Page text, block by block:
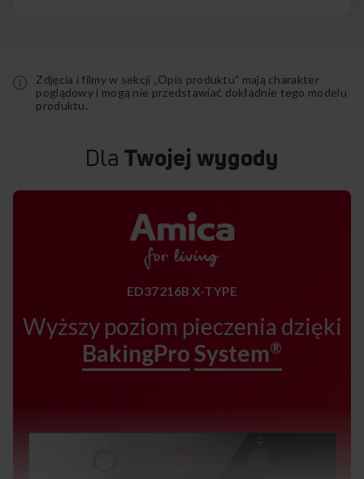
Zdjęcia i filmy w sekcji „Opis produktu” mają charakter
poglądowy i mogą nie przedstawiać dokładnie tego modelu
produktu.
Dla Twojej wygody
ED37216B X-TYPE
Wyższy poziom pieczenia dzięki
BakingProSystem®